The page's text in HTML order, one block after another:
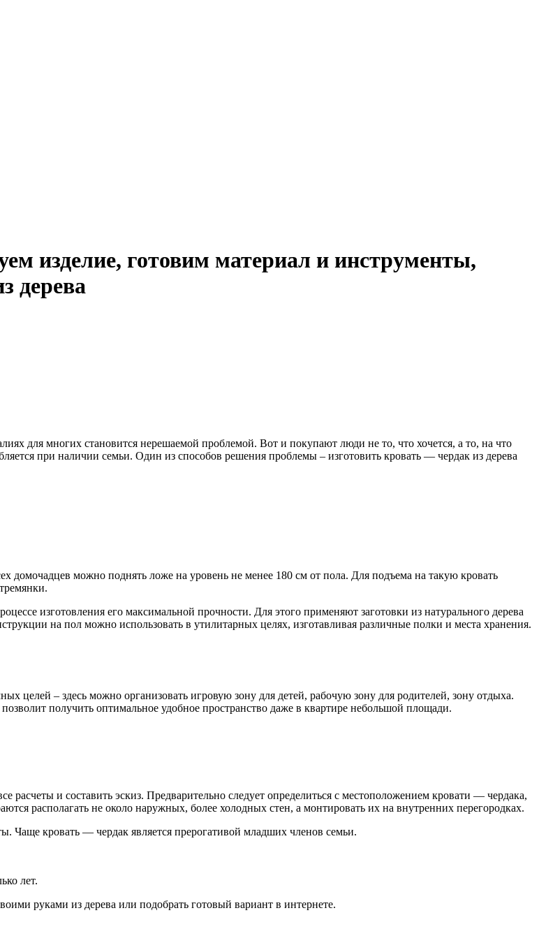
изделие, готовим материал и инструменты,
дерева
для многих становится нерешаемой проблемой. Вот и покупают люди не то, что хочется, а то, на что
при наличии семьи. Один из способов решения проблемы – изготовить кровать — чердак из дерева
можно поднять ложе на уровень не менее 180 см от пола. Для подъема на такую кровать
изготовления его максимальной прочности. Для этого применяют заготовки из натурального дерева
на пол можно использовать в утилитарных целях, изготавливая различные полки и места хранения.
целей – здесь можно организовать игровую зону для детей, рабочую зону для родителей, зону отдыха.
получить оптимальное удобное пространство даже в квартире небольшой площади.
и составить эскиз. Предварительно следует определиться с местоположением кровати — чердака,
располагать не около наружных, более холодных стен, а монтировать их на внутренних перегородках.
Чаще кровать — чердак является прерогативой младших членов семьи.
лет.
руками из дерева или подобрать готовый вариант в интернете.